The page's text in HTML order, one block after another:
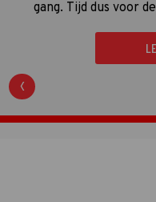
gang. Tijd dus voor